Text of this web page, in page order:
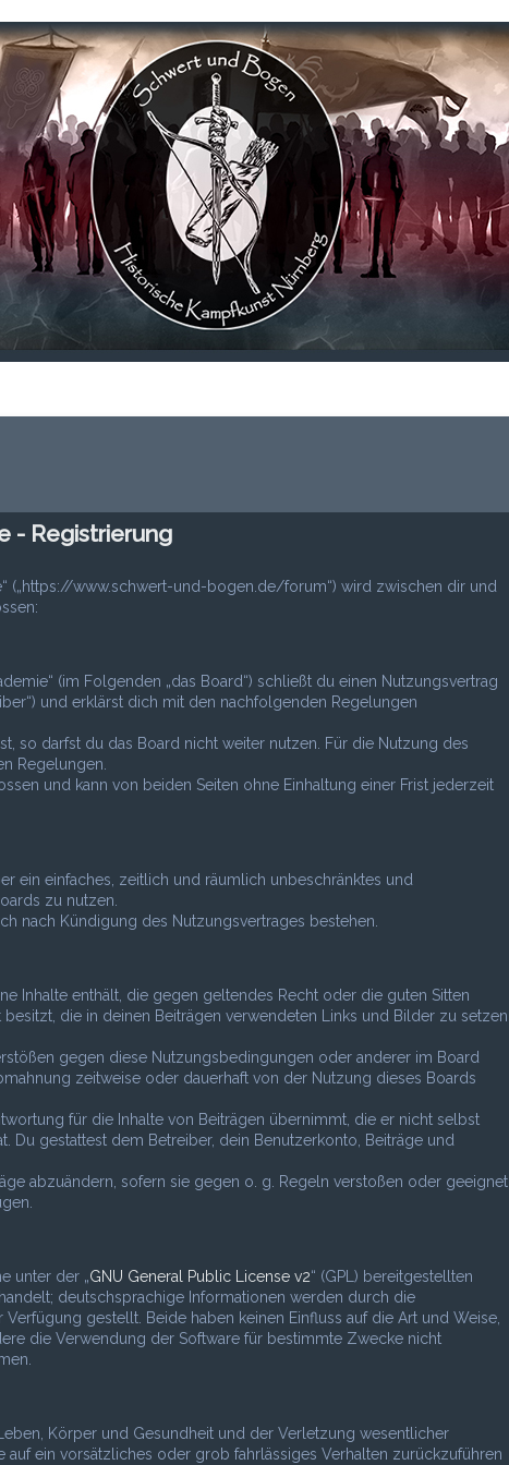
- Registrierung
(„https://www.schwert-und-bogen.de/forum“) wird zwischen dir und
(im Folgenden „das Board“) schließt du einen Nutzungsvertrag
und erklärst dich mit den nachfolgenden Regelungen
so darfst du das Board nicht weiter nutzen. Für die Nutzung des
Regelungen.
und kann von beiden Seiten ohne Einhaltung einer Frist jederzeit
ein einfaches, zeitlich und räumlich unbeschränktes und
zu nutzen.
nach Kündigung des Nutzungsvertrages bestehen.
Inhalte enthält, die gegen geltendes Recht oder die guten Sitten
die in deinen Beiträgen verwendeten Links und Bilder zu setzen
gegen diese Nutzungsbedingungen oder anderer im Board
zeitweise oder dauerhaft von der Nutzung dieses Boards
für die Inhalte von Beiträgen übernimmt, die er nicht selbst
gestattest dem Betreiber, dein Benutzerkonto, Beiträge und
abzuändern, sofern sie gegen o. g. Regeln verstoßen oder geeignet
unter der „GNU General Public License v2“ (GPL) bereitgestellten
deutschsprachige Informationen werden durch die
gestellt. Beide haben keinen Einfluss auf die Art und Weise,
die Verwendung der Software für bestimmte Zwecke nicht
Körper und Gesundheit und der Verletzung wesentlicher
ein vorsätzliches oder grob fahrlässiges Verhalten zurückzuführen